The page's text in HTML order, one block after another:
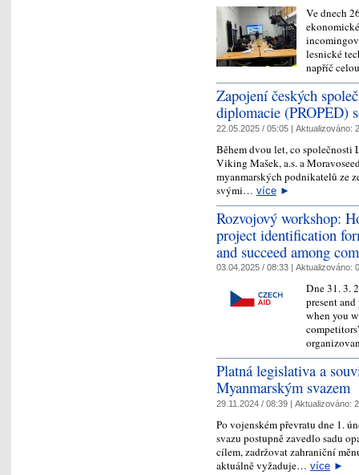
Ve dnech
lesnické
napříč
Zapojení českých
diplomacie (PROPED)
22.05.2025 / 05:05 | Aktualizováno:
Během dvou let, co společnosti
Viking Mašek, a.s. a
myanmarských podnikatelů ze
svými… více ►
Rozvojový workshop:
project identification
and succeed among
03.04.2025 / 08:33 | Aktualizováno:
Dne 31. 3.
present
when you
Platná legislativa a
Myanmarským svazem
29.11.2024 / 08:39 | Aktualizováno:
Po vojenském převratu dne 1.
svazu postupně zavedlo sadu
cílem, zadržovat zahraniční
aktuálně vyžaduje… více ►